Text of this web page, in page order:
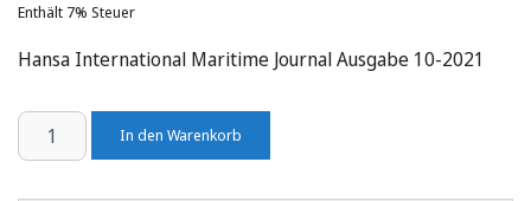
Enthält 7% Steuer
Hansa International Maritime Journal Ausgabe 10-2021
HANSA
Oktober
In den Warenkorb